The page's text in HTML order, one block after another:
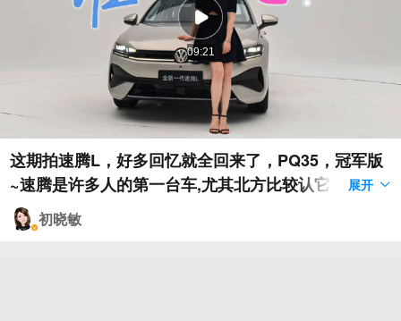
09:21
这期拍速腾L，好多回忆就全回来了，PQ35，冠军版
~速腾是许多人的第一台车,尤其北方比较认它。我看
了眼，这车到现在销量依然很大（当然离不开优
惠）。从06年到现在，19年了，不光速腾，好多事，
展开
初晓敏